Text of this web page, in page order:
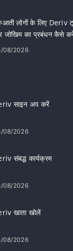
लोगों के लिए Deriv
जोखिम का प्रबंधन कैसे
08/2026
साइन अप करें
08/2026
संबद्ध कार्यक्रम
08/2026
खाता खोलें
08/2026